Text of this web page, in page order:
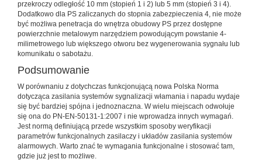
przekroczy odległość 10 mm (stopień 1 i 2) lub 5 mm (stopień 3 i 4).
Dodatkowo dla PS zaliczanych do stopnia zabezpieczenia 4, nie może
być możliwa penetracja do wnętrza obudowy PS przez dostępne
powierzchnie metalowym narzędziem powodującym powstanie 4-
milimetrowego lub większego otworu bez wygenerowania sygnału lub
komunikatu o sabotażu.
Podsumowanie
W porównaniu z dotychczas funkcjonującą nowa Polska Norma
dotycząca zasilania systemów sygnalizacji włamania i napadu wydaje
się być bardziej spójna i jednoznaczna. W wielu miejscach odwołuje
się ona do PN-EN-50131-1:2007 i nie wprowadza innych wymagań.
Jest normą definiującą przede wszystkim sposoby weryfikacji
parametrów funkcjonalnych zasilaczy i układów zasilania systemów
alarmowych. Warto znać te wymagania funkcjonalne i stosować tam,
gdzie już jest to możliwe.